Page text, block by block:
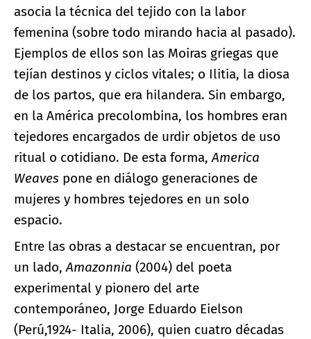
asocia la técnica del tejido con la labor
femenina (sobre todo mirando hacia al pasado).
Ejemplos de ellos son las Moiras griegas que
tejían destinos y ciclos vitales; o Ilitia, la diosa
de los partos, que era hilandera. Sin embargo,
en la América precolombina, los hombres eran
tejedores encargados de urdir objetos de uso
ritual o cotidiano. De esta forma,America
Weaves pone en diálogo generaciones de
mujeres y hombres tejedores en un solo
espacio.
Entre las obras a destacar se encuentran, por
un lado,Amazonnia (2004) del poeta
experimental y pionero del arte
contemporáneo, Jorge Eduardo Eielson
(Perú,1924- Italia, 2006), quien cuatro décadas